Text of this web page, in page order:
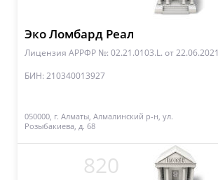
Эко Ломбард Реал
Лицензия АРРФР №: 02.21.0103.L. от 22.06.2021
БИН: 210340013927
050000, г. Алматы, Алмалинский р-н, ул.
Розыбакиева, д. 68
820